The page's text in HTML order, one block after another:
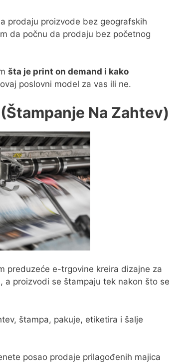
prodaju proizvode bez geografskih
da počnu da prodaju bez početnog
šta je print on demand i kako
poslovni model za vas ili ne.
Na Zahtev)
preduzeće e-trgovine kreira dizajne za
proizvodi se štampaju tek nakon što se
štampa, pakuje, etiketira i šalje
posao prodaje prilagođenih majica